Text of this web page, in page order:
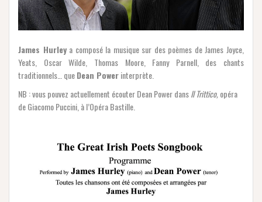
James Hurleya composé la musique sur des poèmes de James Joyce,
Yeats, Oscar Wilde, Thomas Moore, Fanny Parnell, des chants
traditionnels… queDean Powerinterprète.
NB : vous pouvez actuellement écouter Dean Power dansIl Trittico,opéra
de Giacomo Puccini, à l’Opéra Bastille.